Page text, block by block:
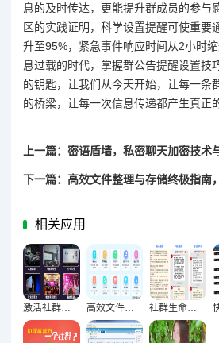
息的及时传达，更能提升群成员的参与
区的实践证明，科学设置提醒可使重要
升至95%，紧急事件响应时间从2小时
息过载的时代，掌握群公告提醒设置技
的钥匙，让我们从今天开始，让每一条
的桥梁，让每一次信息传递都产生真正
上一篇：密语盾墙，私密聊天加密技术
相关应用
激活社群氛围必备，13个创意互动小游戏全解析 高效文件整理实战，快速便捷查找资料优化指南 社群生命力激活术，群组互动策略与成员参与感提升实践指南